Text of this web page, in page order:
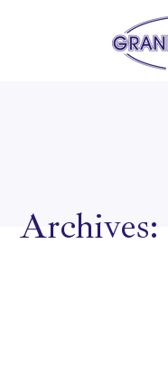
Archives: